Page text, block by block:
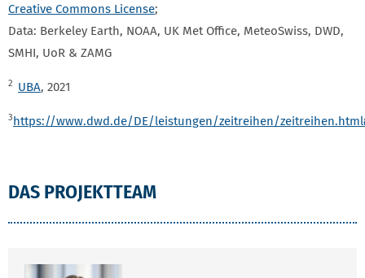
Creative Commons License;
Data: Berkeley Earth, NOAA, UK Met Office, MeteoSwiss, DWD,
SMHI, UoR & ZAMG
2 UBA, 2021
3https://www.dwd.de/DE/leistungen/zeitreihen/
DAS PROJEKTTEAM